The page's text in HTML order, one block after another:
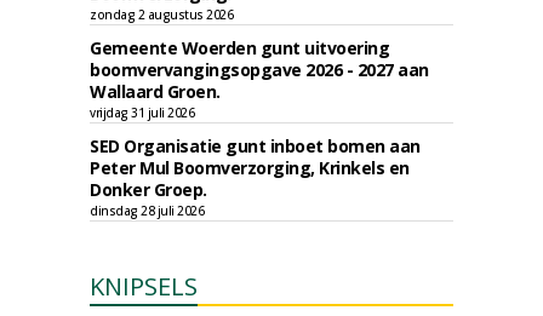
zondag 2 augustus 2026
Gemeente Woerden gunt uitvoering
boomvervangingsopgave 2026 - 2027 aan
Wallaard Groen.
vrijdag 31 juli 2026
SED Organisatie gunt inboet bomen aan
Peter Mul Boomverzorging, Krinkels en
Donker Groep.
dinsdag 28 juli 2026
KNIPSELS